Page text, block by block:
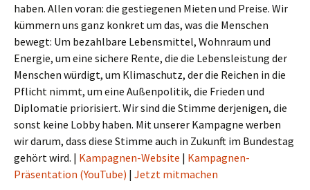
haben. Allen voran: die gestiegenen Mieten und Preise. Wir
kümmern uns ganz konkret um das, was die Menschen
bewegt: Um bezahlbare Lebensmittel, Wohnraum und
Energie, um eine sichere Rente, die die Lebensleistung der
Menschen würdigt, um Klimaschutz, der die Reichen in die
Pflicht nimmt, um eine Außenpolitik, die Frieden und
Diplomatie priorisiert. Wir sind die Stimme derjenigen, die
sonst keine Lobby haben. Mit unserer Kampagne werben
wir darum, dass diese Stimme auch in Zukunft im Bundestag
gehört wird. | Kampagnen-Website | Kampagnen-
Präsentation (YouTube) | Jetzt mitmachen